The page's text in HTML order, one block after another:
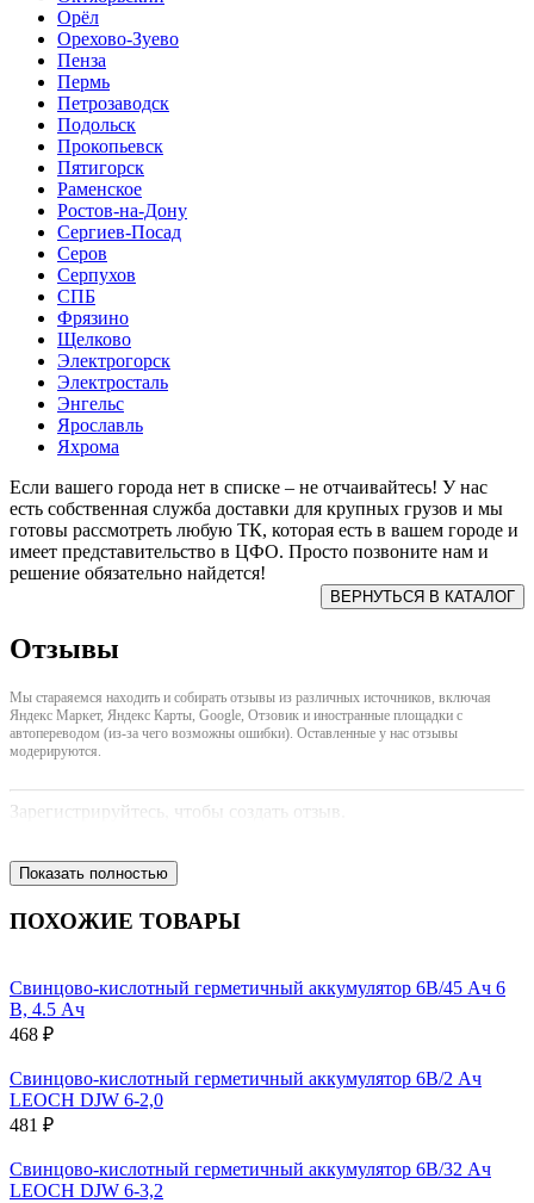
Орёл
Орехово-Зуево
Пенза
Пермь
Петрозаводск
Подольск
Прокопьевск
Пятигорск
Раменское
Ростов-на-Дону
Сергиев-Посад
Серов
Серпухов
СПБ
Фрязино
Щелково
Электрогорск
Электросталь
Энгельс
Ярославль
Яхрома
Если вашего города нет в списке – не отчаивайтесь! У нас
есть собственная служба доставки для крупных грузов и мы
готовы рассмотреть любую ТК, которая есть в вашем городе и
имеет представительство в ЦФО. Просто позвоните нам и
решение обязательно найдется!
Отзывы
Мы стараяемся находить и собирать отзывы из различных источников, включая
Яндекс Маркет, Яндекс Карты, Google, Отзовик и иностранные площадки с
автопереводом (из-за чего возможны ошибки). Оставленные у нас отзывы
модерируются.
Зарегистрируйтесь, чтобы создать отзыв.
Показать полностью
ПОХОЖИЕ ТОВАРЫ
Свинцово-кислотный герметичный аккумулятор 6В/45 Ач 6
В, 4.5 Ач
468 ₽
Свинцово-кислотный герметичный аккумулятор 6В/2 Ач
LEOCH DJW 6-2,0
481 ₽
Свинцово-кислотный герметичный аккумулятор 6В/32 Ач
LEOCH DJW 6-3,2